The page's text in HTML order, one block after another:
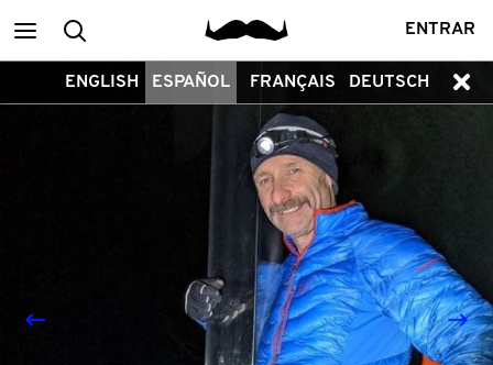
Main
menu
Buscar ENTRAR
ENGLISH ESPAÑOL FRANÇAIS DEUTSCH